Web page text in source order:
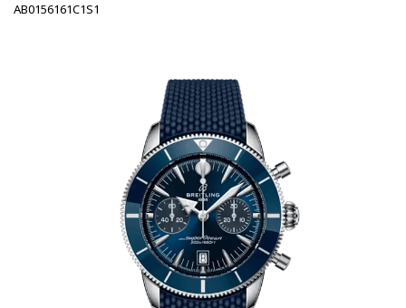
AB0156161C1S1